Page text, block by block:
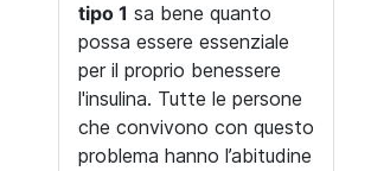
tipo 1 sa bene quanto
possa essere essenziale
per il proprio benessere
l'insulina. Tutte le persone
che convivono con questo
problema hanno l’abitudine